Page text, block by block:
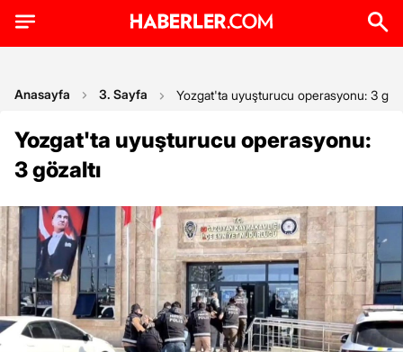
Anasayfa 3. Sayfa Yozgat'ta uyuşturucu operasyonu: 3
Yozgat'ta uyuşturucu operasyonu:
3 gözaltı